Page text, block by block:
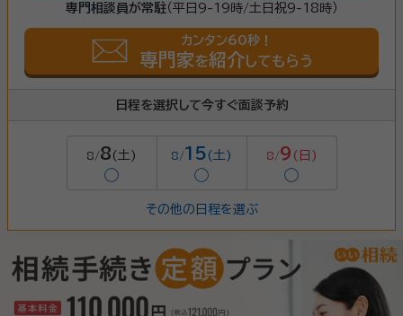
専門相談員が常駐（平日9-19時/土日祝9-18時）
カンタン60秒！
専門家を紹介 してもらう
日程を選択して今すぐ面談予約
8/8 (土)
◯
8/15(土)
◯
8/9 (日)
◯
その他の日程を選ぶ